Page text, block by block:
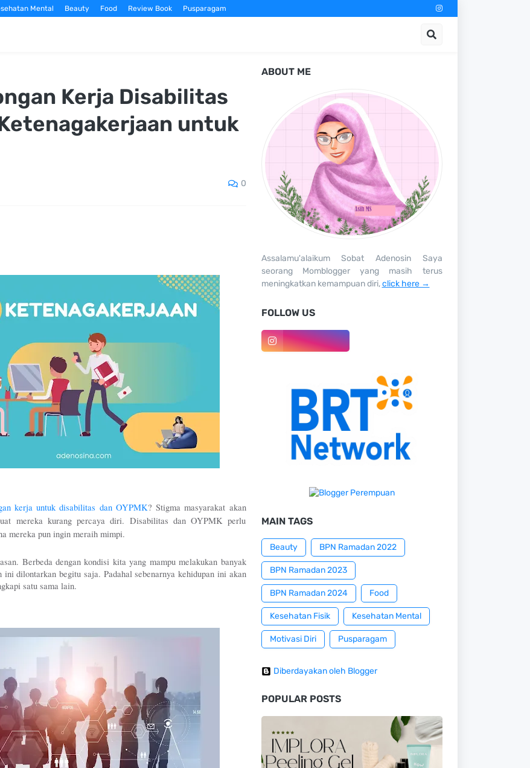
Mental Beauty Food Review Book Pusparagam
Kerja Disabilitas
untuk
0
kerja untuk disabilitas dan OYPMK? Stigma masyarakat akan
mereka kurang percaya diri. Disabilitas dan OYPMK perlu
mereka pun ingin meraih mimpi.
Berbeda dengan kondisi kita yang mampu melakukan banyak
dilontarkan begitu saja. Padahal sebenarnya kehidupan ini akan
satu sama lain.
ABOUT ME
Assalamu'alaikum Sobat Adenosin Saya
seorang Momblogger yang masih terus
meningkatkan kemampuan diri,click here →
FOLLOW US
MAIN TAGS
Beauty BPN Ramadan 2022
BPN Ramadan 2023
BPN Ramadan 2024 Food
Kesehatan Fisik Kesehatan Mental
Motivasi Diri Pusparagam
Diberdayakan oleh Blogger
POPULAR POSTS